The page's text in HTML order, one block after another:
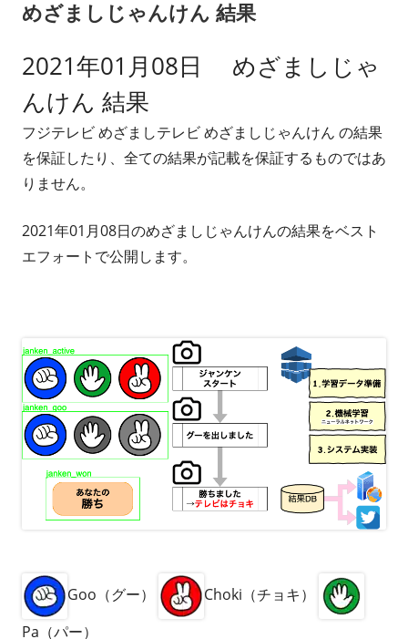
めざましじゃんけん 結果
2021年01月08日 めざましじゃ
んけん 結果
フジテレビ めざましテレビ めざましじゃんけん の結果
を保証したり、全ての結果が記載を保証するものではあ
りません。
2021年01月08日のめざましじゃんけんの結果をベスト
エフォートで公開します。
Goo（グー）
Choki（チョキ）
Pa（パー）